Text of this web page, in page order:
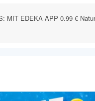
MIT EDEKA APP 0.99 €